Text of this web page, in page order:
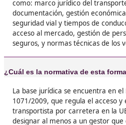
Doris, de Rentería
❝ Yo tenía dudas de si
el sector del
  
Isma, 43 años